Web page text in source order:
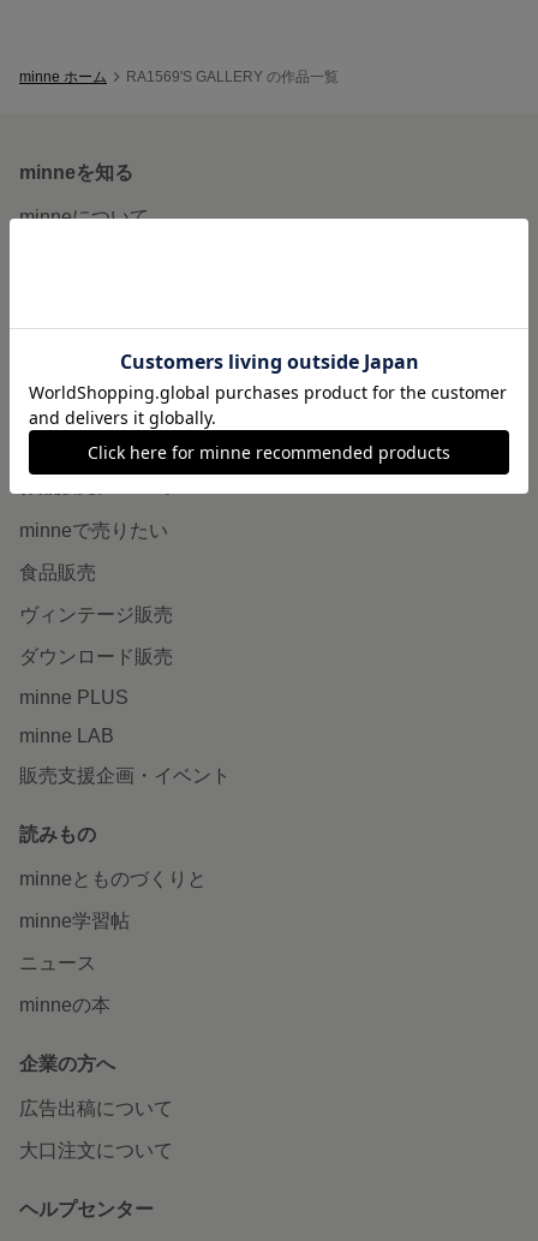
minne ホーム RA1569'S GALLERY の作品一覧
minneを知る
minneについて
ランキング
特集
minneで売りたい
食品販売
ヴィンテージ販売
ダウンロード販売
minne PLUS
minne LAB
販売支援企画・イベント
読みもの
minneとものづくりと
minne学習帖
ニュース
minneの本
企業の方へ
広告出稿について
大口注文について
ヘルプセンター